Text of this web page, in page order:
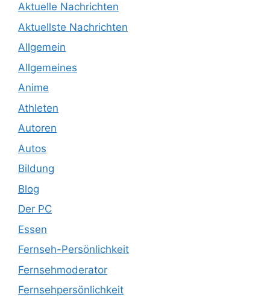
Aktuelle Nachrichten
Aktuellste Nachrichten
Allgemein
Allgemeines
Anime
Athleten
Autoren
Autos
Bildung
Blog
Der PC
Essen
Fernseh-Persönlichkeit
Fernsehmoderator
Fernsehpersönlichkeit